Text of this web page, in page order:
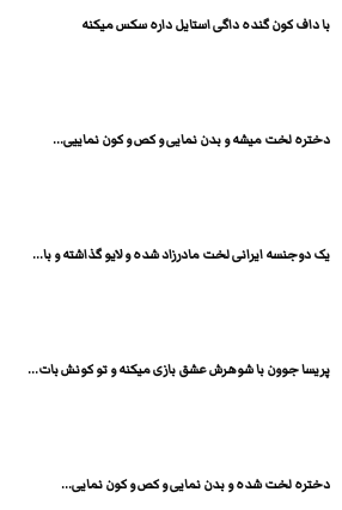
با داف کون گنده داگی استایل داره سکس میکنه
دختره لخت میشه و بدن نمایی و کص و کون نماییی...
یک دوجنسه ایرانی لخت مادرزاد شده و لایو گذاشته و با...
پریسا جوون با شوهرش عشق بازی میکنه و تو کونش بات...
دختره لخت شده و بدن نمایی و کص و کون نمایی...